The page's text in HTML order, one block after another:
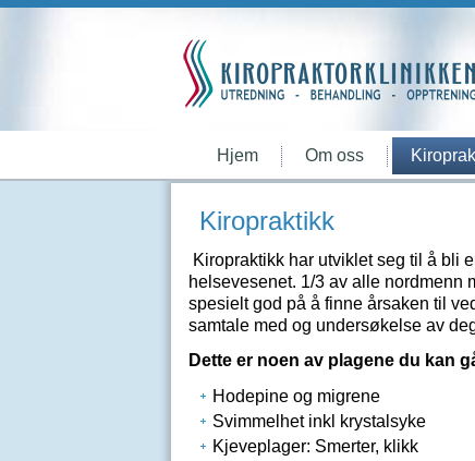
Hjem Om oss
Kiropraktikk
Kiropraktikk har utviklet seg til å bli
helsevesenet. 1/3 av alle nordmenn
spesielt god på å finne årsaken til
samtale med og undersøkelse av
Dette er noen av plagene du kan
Hodepine og migrene
Svimmelhet inkl krystalsyke
Kjeveplager: Smerter, klikk